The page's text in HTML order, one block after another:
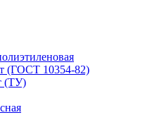
(ГОСТ 10354-82)
(ТУ)